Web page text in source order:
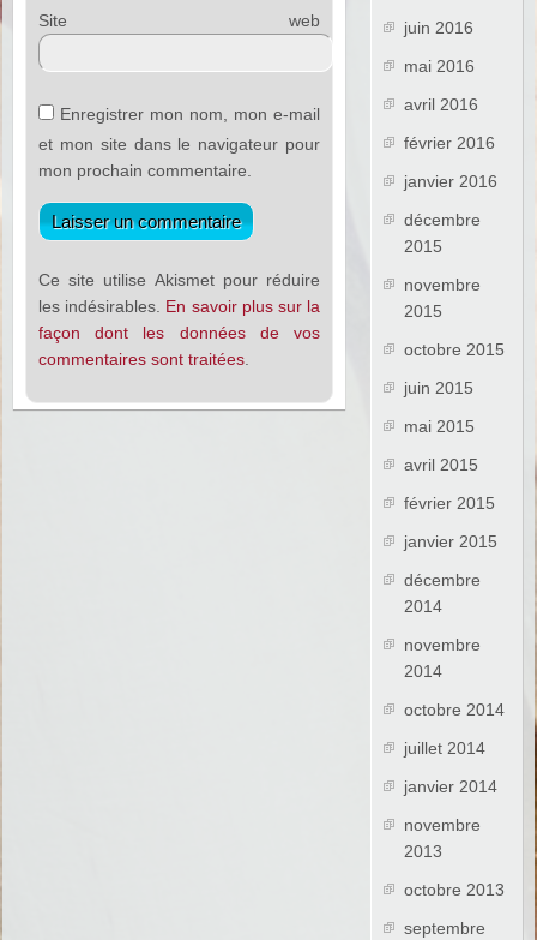
Site web
Enregistrer mon nom, mon e-mail
et mon site dans le navigateur pour
mon prochain commentaire.
Ce site utilise Akismet pour réduire
les indésirables. En savoir plus sur la
façon dont les données de vos
commentaires sont traitées
juin 2016
mai 2016
avril 2016
février 2016
janvier 2016
décembre
2015
novembre
2015
octobre 2015
juin 2015
mai 2015
avril 2015
février 2015
janvier 2015
décembre
2014
novembre
2014
octobre 2014
juillet 2014
janvier 2014
novembre
2013
octobre 2013
septembre